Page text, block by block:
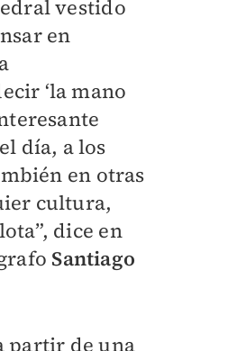
vestido
en
‘la mano
día, a los
en otras
cultura,
dice en
Santiago
partir de una